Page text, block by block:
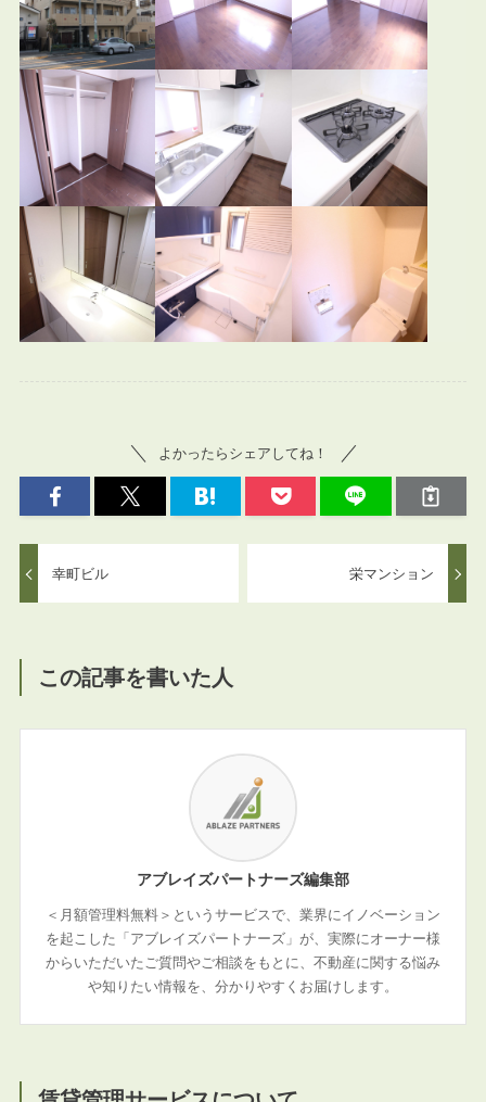
よかったらシェアしてね！
幸町ビル 栄マンション
この記事を書いた人
アブレイズパートナーズ編集部
＜月額管理料無料＞というサービスで、業界にイノベーション
を起こした「アブレイズパートナーズ」が、実際にオーナー様
からいただいたご質問やご相談をもとに、不動産に関する悩み
や知りたい情報を、分かりやすくお届けします。